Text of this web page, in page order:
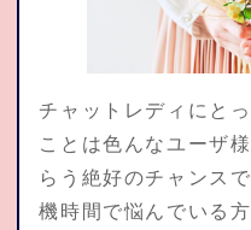
チャットレディにと
ことは色んなユーザ
らう絶好のチャンス
機時間で悩んでいる